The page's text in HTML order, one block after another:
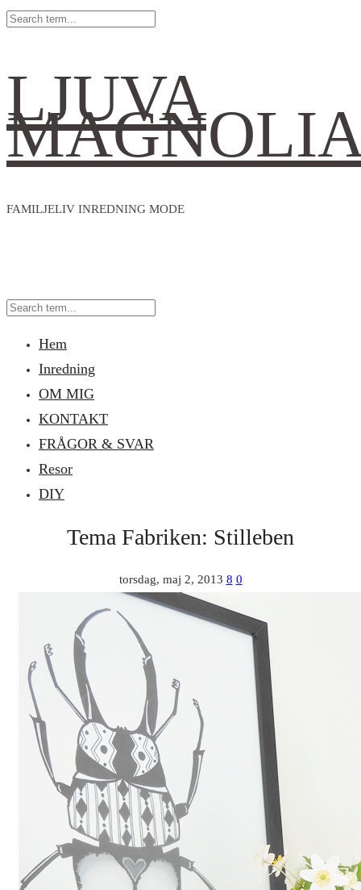
LJUVA
FAMILJELIV INREDNING MODE
Hem
Inredning
OM MIG
KONTAKT
FRÅGOR & SVAR
Resor
DIY
Tema Fabriken: Stilleben
torsdag, maj 2, 2013 8 0